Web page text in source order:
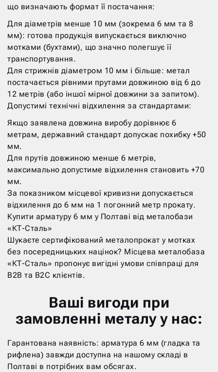
що визначають формат її постачання:
Для діаметрів менше 10 мм (зокрема 6 мм та 8
мм): готова продукція випускається виключно
мотками (бухтами), що значно полегшує її
транспортування.
Для стрижнів діаметром 10 мм і більше: метал
постачається рівними прутами довжиною від 6 до
12 метрів (або іншої мірної довжини за запитом).
Допустимі технічні відхилення за стандартами:
Якщо заявлена довжина виробу дорівнює 6
метрам, державний стандарт допускає похибку +50
мм.
Для прутів довжиною менше 6 метрів,
максимально допустиме відхилення становить +70
мм.
За показником місцевої кривизни допускається
відхилення до 6 мм на 1 погонний метр прокату.
Купити арматуру 6 мм у Полтаві від металобази
«КТ-Сталь»
Шукаєте сертифікований металопрокат у мотках
без посередницьких націнок? Місцева металобаза
«КТ-Сталь» пропонує вигідні умови співпраці для
B2B та B2C клієнтів.
Ваші вигоди при
замовленні металу у нас:
Гарантована наявність: арматура 6 мм (гладка та
рифлена) завжди доступна на нашому складі в
Полтаві в потрібних вам обсягах.